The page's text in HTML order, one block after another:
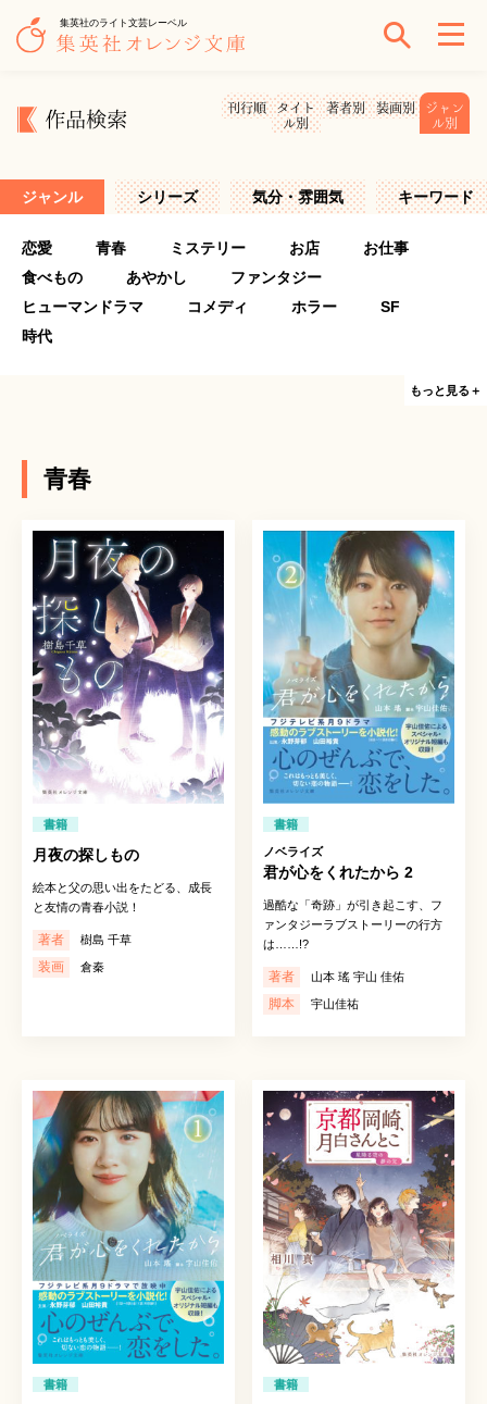
集英社のライト文芸レーベル
作品検索
刊行順
タイト
ル別
著者別 装画別
ジャン
ル別
ジャンル シリーズ 気分・雰囲気 キーワード
恋愛 青春 ミステリー お店
お仕事
食べもの
あやかし
ファンタジー
ヒューマンドラマ
コメディ ホラー
SF
時代
もっと見る＋
青春
書籍
月夜の探しもの
絵本と父の思い出をたどる、成長
と友情の青春小説！
著者 樹島 千草
装画 倉秦
書籍
ノベライズ
君が心をくれたから 2
過酷な「奇跡」が引き起こす、フ
ァンタジーラブストーリーの行方
は……!?
著者 山本 瑤 宇山 佳佑
脚本 宇山佳祐
書籍 書籍